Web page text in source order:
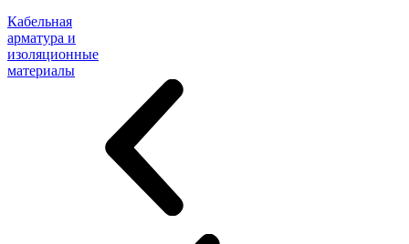
Кабельная
арматура и
изоляционные
материалы